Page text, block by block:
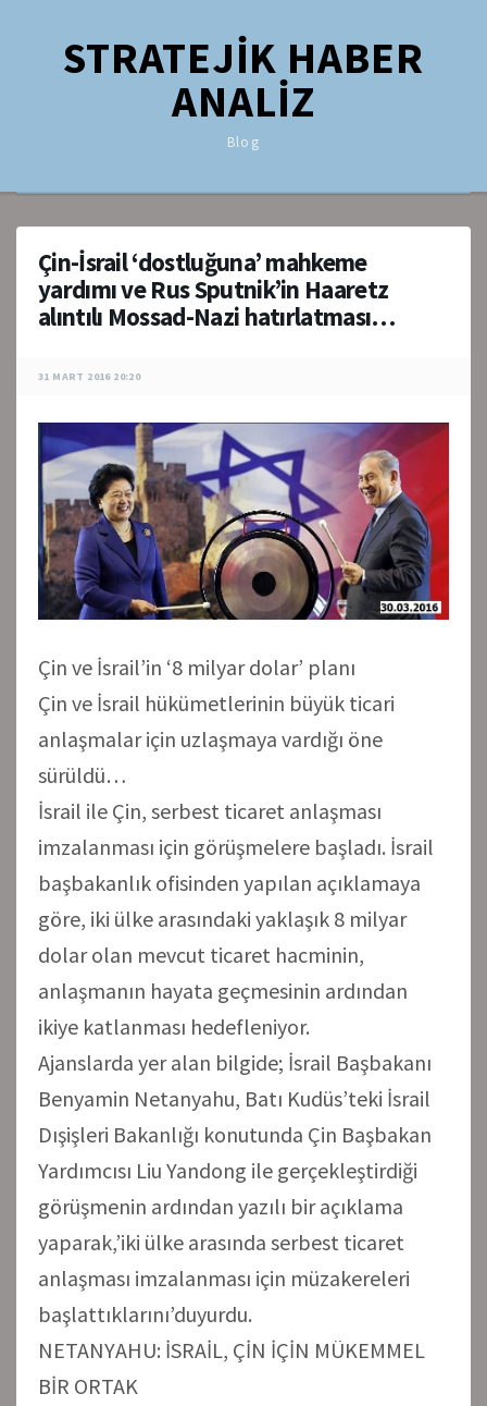
STRATEJİK HABER
ANALİZ
Blog
Çin-İsrail ‘dostluğuna’ mahkeme
yardımı ve Rus Sputnik’in Haaretz
alıntılı Mossad-Nazi hatırlatması…
31 MART 2016 20:20
Çin ve İsrail’in ‘8 milyar dolar’ planı
Çin ve İsrail hükümetlerinin büyük ticari
anlaşmalar için uzlaşmaya vardığı öne
sürüldü…
İsrail ile Çin, serbest ticaret anlaşması
imzalanması için görüşmelere başladı. İsrail
başbakanlık ofisinden yapılan açıklamaya
göre, iki ülke arasındaki yaklaşık 8 milyar
dolar olan mevcut ticaret hacminin,
anlaşmanın hayata geçmesinin ardından
ikiye katlanması hedefleniyor.
Ajanslarda yer alan bilgide; İsrail Başbakanı
Benyamin Netanyahu, Batı Kudüs’teki İsrail
Dışişleri Bakanlığı konutunda Çin Başbakan
Yardımcısı Liu Yandong ile gerçekleştirdiği
görüşmenin ardından yazılı bir açıklama
yaparak,’iki ülke arasında serbest ticaret
anlaşması imzalanması için müzakereleri
başlattıklarını’duyurdu.
NETANYAHU: İSRAİL, ÇİN İÇİN MÜKEMMEL
BİR ORTAK